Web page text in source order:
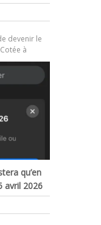
devenir le
à
qu’en
avril 2026